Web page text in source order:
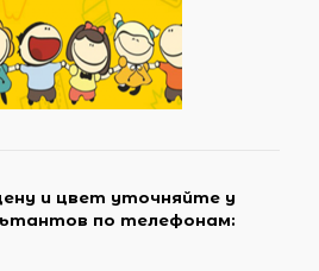
и цвет уточняйте у
по телефонам: